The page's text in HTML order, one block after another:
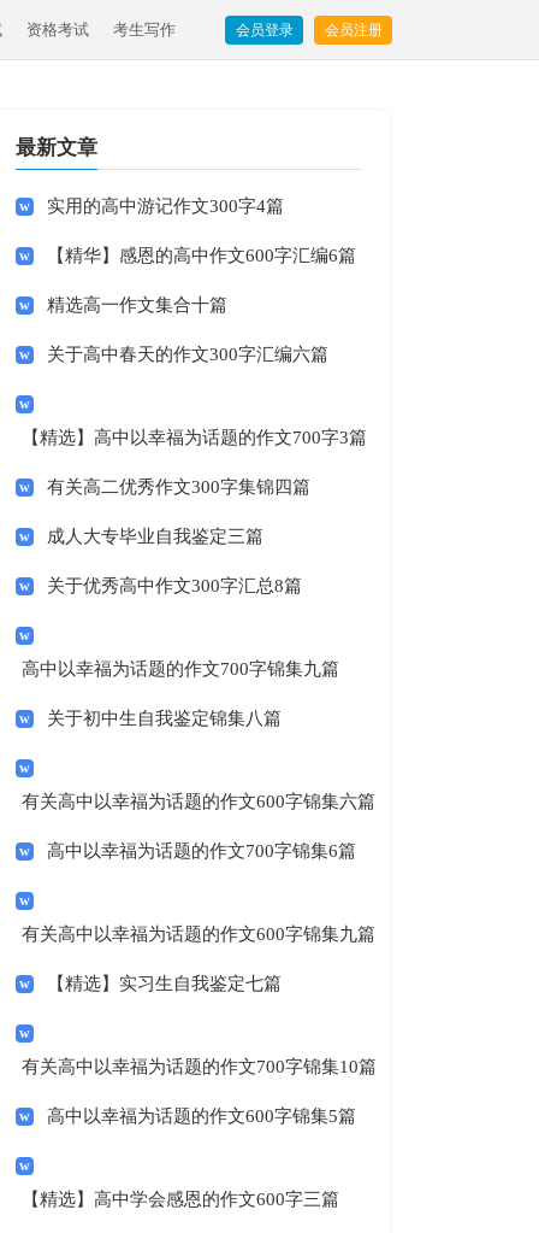
资格考试 考生写作 会员登录 会员注册
最新文章
实用的高中游记作文300字4篇
【精华】感恩的高中作文600字汇编6篇
精选高一作文集合十篇
关于高中春天的作文300字汇编六篇
【精选】高中以幸福为话题的作文700字3篇
有关高二优秀作文300字集锦四篇
成人大专毕业自我鉴定三篇
关于优秀高中作文300字汇总8篇
高中以幸福为话题的作文700字锦集九篇
关于初中生自我鉴定锦集八篇
有关高中以幸福为话题的作文600字锦集六篇
高中以幸福为话题的作文700字锦集6篇
有关高中以幸福为话题的作文600字锦集九篇
【精选】实习生自我鉴定七篇
有关高中以幸福为话题的作文700字锦集10篇
高中以幸福为话题的作文600字锦集5篇
【精选】高中学会感恩的作文600字三篇